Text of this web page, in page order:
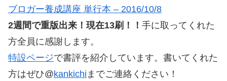
ブロガー養成講座 単行本 – 2016/10/8
2週間で重版出来！現在13刷！！ 手に取ってくれた
方全員に感謝します。
特設ページで書評を紹介しています。書いてくれた
方はぜひ@kankichi までご連絡ください！